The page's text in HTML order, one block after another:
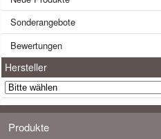
Sonderangebote
Bewertungen
Hersteller
Produkte